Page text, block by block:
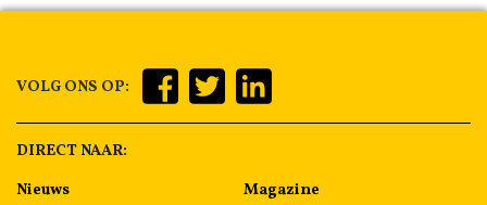
VOLG ONS OP:
DIRECT NAAR:
Nieuws
Magazine